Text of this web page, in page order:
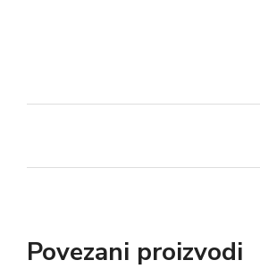
Povezani proizvodi